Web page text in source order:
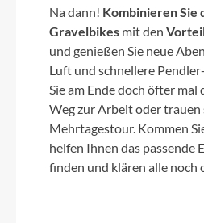
Na dann! Kombinieren Sie
Gravelbikes mit den
und genießen Sie neue
Luft und schnellere
Sie am Ende doch öfter mal
Weg zur Arbeit oder trauen
Mehrtagestour. Kommen
helfen Ihnen das passende
finden und klären alle noch